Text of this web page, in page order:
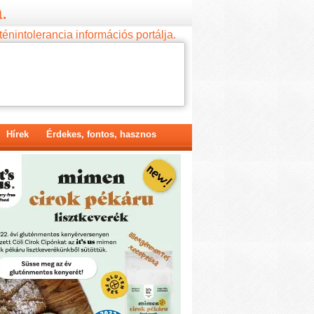
információs portálja.
Hírek Érdekes, fontos, hasznos